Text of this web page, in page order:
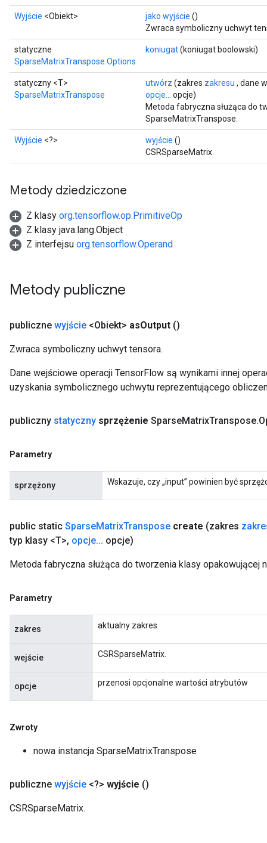
Wyjście <Obiekt> jako wyjście ()
Zwraca symboliczny uchwyt
statyczne
SparseMatrixTranspose.Options
koniugat(koniugat boolowski)
statyczny <T>
SparseMatrixTranspose
utwórz (zakres zakresu , dane
opcje...
opcje)
Metoda fabryczna służąca do
SparseMatrixTranspose.
Wyjście <?> wyjście ()
CSRSparseMatrix.
Metody dziedziczone
Z klasy org.tensorflow.op.PrimitiveOp
Z klasy java.lang.Object
Z interfejsu org.tensorflow.Operand
Metody publiczne
publiczne wyjście <Obiekt> asOutput ()
Zwraca symboliczny uchwyt tensora.
Dane wejściowe operacji TensorFlow są wynikami innej
uzyskania symbolicznego uchwytu reprezentującego
publiczny statyczny sprzężenie SparseMatrixTranspose.
Parametry
sprzężony Wskazuje, czy „input” powinien być
public static SparseMatrixTranspose create (zakres
typ klasy <T>, opcje... opcje)
Metoda fabryczna służąca do tworzenia klasy opakowującej
Parametry
zakres aktualny zakres
wejście CSRSparseMatrix.
opcje przenosi opcjonalne wartości atrybutów
Zwroty
nowa instancja SparseMatrixTranspose
publiczne wyjście <?> wyjście ()
CSRSparseMatrix.